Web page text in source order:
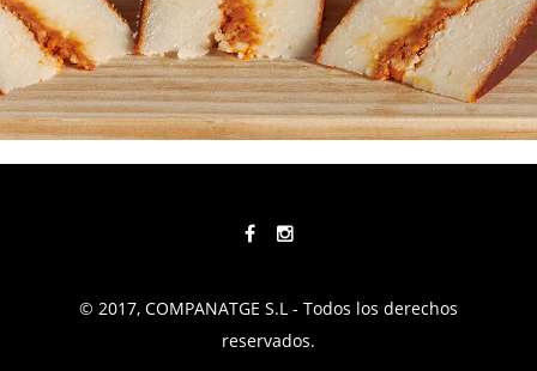
© 2017, COMPANATGE S.L - Todos los derechos
reservados.